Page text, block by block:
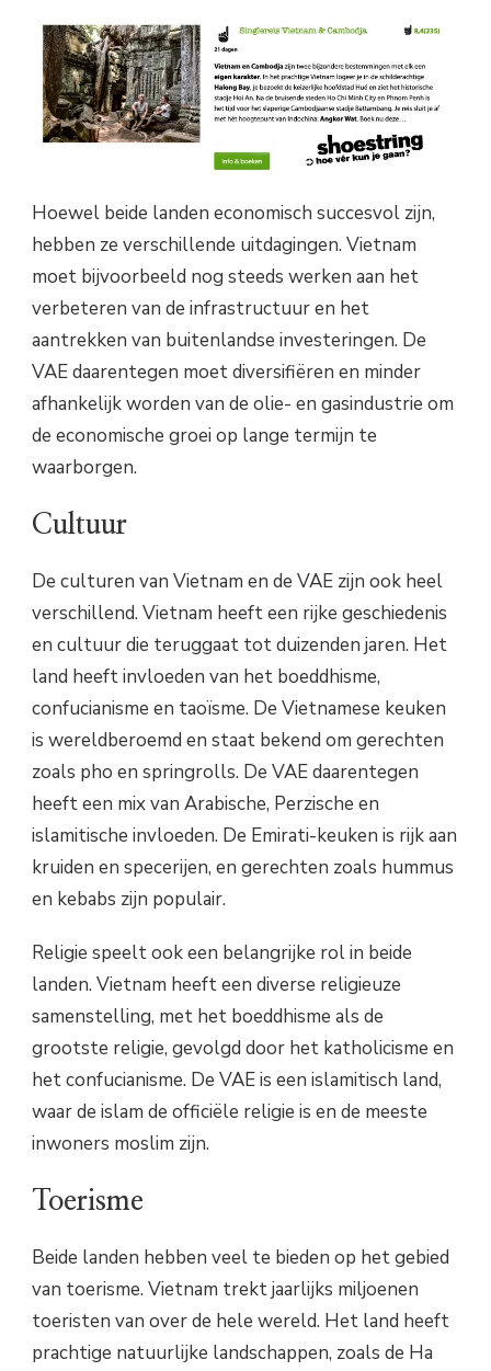
Hoewel beide landen economisch succesvol zijn,
hebben ze verschillende uitdagingen. Vietnam
moet bijvoorbeeld nog steeds werken aan het
verbeteren van de infrastructuur en het
aantrekken van buitenlandse investeringen. De
VAE daarentegen moet diversifiëren en minder
afhankelijk worden van de olie- en gasindustrie om
de economische groei op lange termijn te
waarborgen.
Cultuur
De culturen van Vietnam en de VAE zijn ook heel
verschillend. Vietnam heeft een rijke geschiedenis
en cultuur die teruggaat tot duizenden jaren. Het
land heeft invloeden van het boeddhisme,
confucianisme en taoïsme. De Vietnamese keuken
is wereldberoemd en staat bekend om gerechten
zoals pho en springrolls. De VAE daarentegen
heeft een mix van Arabische, Perzische en
islamitische invloeden. De Emirati-keuken is rijk aan
kruiden en specerijen, en gerechten zoals hummus
en kebabs zijn populair.
Religie speelt ook een belangrijke rol in beide
landen. Vietnam heeft een diverse religieuze
samenstelling, met het boeddhisme als de
grootste religie, gevolgd door het katholicisme en
het confucianisme. De VAE is een islamitisch land,
waar de islam de officiële religie is en de meeste
inwoners moslim zijn.
Toerisme
Beide landen hebben veel te bieden op het gebied
van toerisme. Vietnam trekt jaarlijks miljoenen
toeristen van over de hele wereld. Het land heeft
prachtige natuurlijke landschappen, zoals de Ha